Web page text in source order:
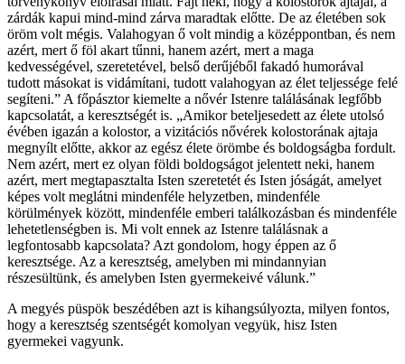
zárdák kapui mind-mind zárva maradtak előtte. De az életében sok
öröm volt mégis. Valahogyan ő volt mindig a középpontban, és nem
azért, mert ő föl akart tűnni, hanem azért, mert a maga
kedvességével, szeretetével, belső derűjéből fakadó humorával
tudott másokat is vidámítani, tudott valahogyan az élet teljessége felé
segíteni.” A főpásztor kiemelte a nővér Istenre találásának legfőbb
kapcsolatát, a keresztségét is. „Amikor beteljesedett az élete utolsó
évében igazán a kolostor, a vizitációs nővérek kolostorának ajtaja
megnyílt előtte, akkor az egész élete örömbe és boldogságba fordult.
Nem azért, mert ez olyan földi boldogságot jelentett neki, hanem
azért, mert megtapasztalta Isten szeretetét és Isten jóságát, amelyet
képes volt meglátni mindenféle helyzetben, mindenféle
körülmények között, mindenféle emberi találkozásban és mindenféle
lehetetlenségben is. Mi volt ennek az Istenre találásnak a
legfontosabb kapcsolata? Azt gondolom, hogy éppen az ő
keresztsége. Az a keresztség, amelyben mi mindannyian
részesültünk, és amelyben Isten gyermekeivé válunk.”
A megyés püspök beszédében azt is kihangsúlyozta, milyen fontos,
hogy a keresztség szentségét komolyan vegyük, hisz Isten
gyermekei vagyunk.